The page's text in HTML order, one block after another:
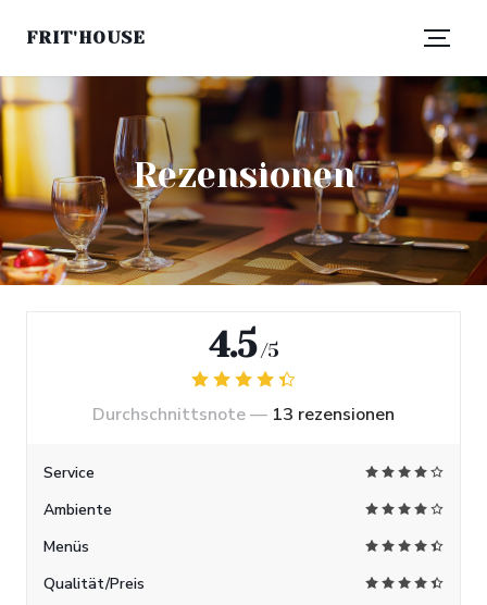
FRIT'HOUSE
Rezensionen
4.5 /5
Durchschnittsnote — 13 rezensionen
Service
Ambiente
Menüs
Qualität/Preis